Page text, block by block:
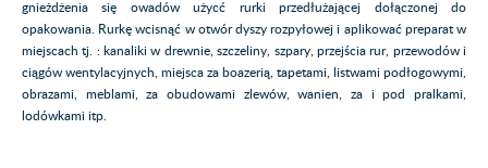
gnieżdżenia się owadów użycć rurki przedłużającej dołączonej do
opakowania. Rurkę wcisnąć w otwór dyszy rozpyłowej i aplikować preparat w
miejscach tj. : kanaliki w drewnie, szczeliny, szpary, przejścia rur, przewodów i
ciągów wentylacyjnych, miejsca za boazerią, tapetami, listwami podłogowymi,
obrazami, meblami, za obudowami zlewów, wanien, za i pod pralkami,
lodówkami itp.